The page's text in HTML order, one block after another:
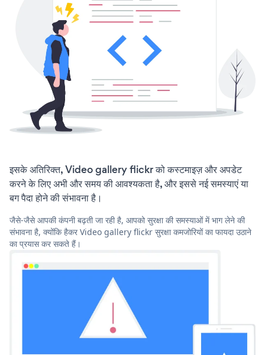
इसके अतिरिक्त, Video gallery flickr को कस्टमाइज़ और अपडेट
करने के लिए अभी और समय की आवश्यकता है, और इससे नई समस्याएं या
बग पैदा होने की संभावना है।
जैसे-जैसे आपकी कंपनी बढ़ती जा रही है, आपको सुरक्षा की समस्याओं में भाग लेने की
संभावना है, क्योंकि हैकर Video gallery flickr सुरक्षा कमजोरियों का फायदा उठाने
का प्रयास कर सकते हैं।